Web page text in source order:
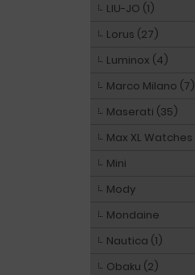
LIU-JO (1)
Lorus (27)
Luminox (4)
Marco Milano (7)
Maserati (35)
Max XL Watches
Mini
Mody
Mondaine
Nautica (1)
Obaku (2)